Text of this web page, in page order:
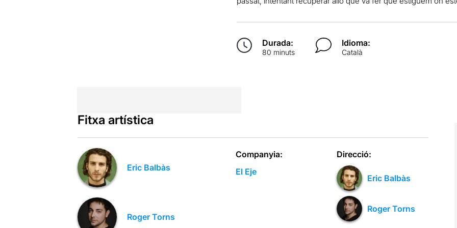
Durada:
80 minuts
Idioma:
Català
Fitxa artística
Eric Balbàs
Roger Torns
Companyia:
El Eje
Direcció:
Eric Balbàs
Roger Torns